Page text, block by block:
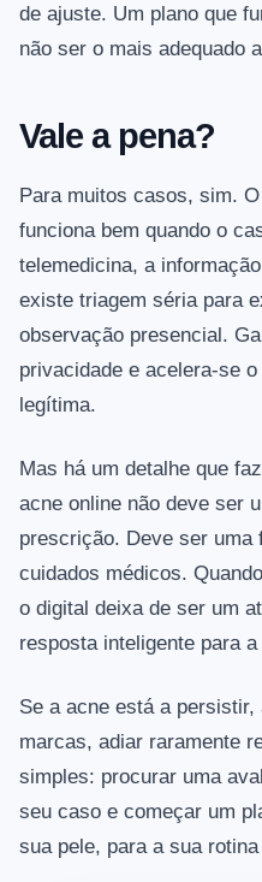
de ajuste. Um plano que
não ser o mais adequado
Vale a pena?
Para muitos casos, sim.
funciona bem quando o
telemedicina, a
existe triagem séria para
observação presencial.
privacidade e acelera-se
legítima.
Mas há um detalhe que
acne online não deve ser
prescrição. Deve ser
cuidados médicos.
o digital deixa de ser um
resposta inteligente para
Se a acne está a
marcas, adiar raramente
simples: procurar uma
seu caso e começar um
sua pele, para a sua